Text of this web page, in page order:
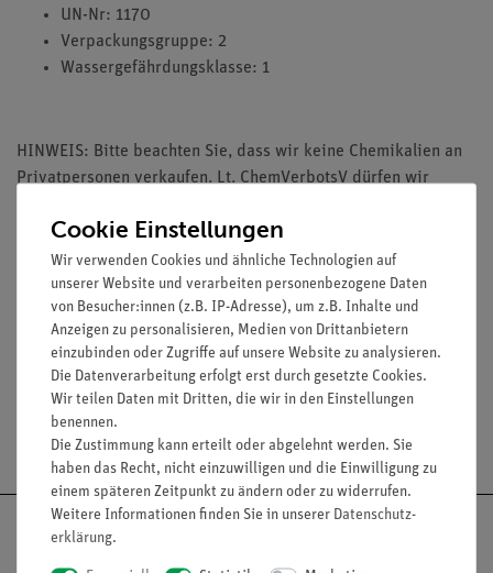
UN-Nr: 1170
Verpackungsgruppe: 2
Wassergefährdungsklasse: 1
HINWEIS: Bitte beachten Sie, dass wir keine Chemikalien an
Privatpersonen verkaufen. Lt. ChemVerbotsV dürfen wir
Verwender und öffentliche Forschungs-, Untersuchungs- und
Lehranstalten abgeben.
Media / Downloads
Versandkostenfrei ab 300,- €
Cookie Einstellungen
Wir verwenden Cookies und ähnliche Technologien auf
unserer Website und verarbeiten personenbezogene Daten
von Besucher:innen (z.B. IP-Adresse), um z.B. Inhalte und
Anzeigen zu personalisieren, Medien von Drittanbietern
einzubinden oder Zugriffe auf unsere Website zu analysieren.
Die Datenverarbeitung erfolgt erst durch gesetzte Cookies.
Wir teilen Daten mit Dritten, die wir in den Einstellungen
benennen.
Die Zustimmung kann erteilt oder abgelehnt werden. Sie
haben das Recht, nicht einzuwilligen und die Einwilligung zu
einem späteren Zeitpunkt zu ändern oder zu widerrufen.
Weitere Informationen finden Sie in unserer Daten­schutz­
erklärung.